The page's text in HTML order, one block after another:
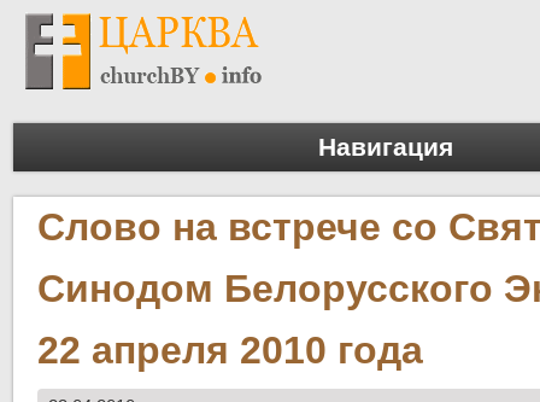
Навигация
Слово на встрече со
Синодом Белорусского
22 апреля 2010 года